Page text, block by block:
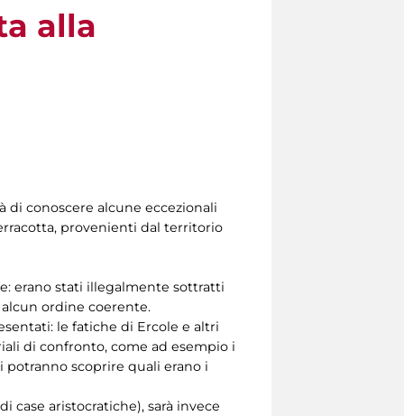
alla
di conoscere alcune eccezionali
provenienti dal territorio
erano stati illegalmente sottratti
alcun ordine coerente.
le fatiche di Ercole e altri
di confronto, come ad esempio i
potranno scoprire quali erano i
case aristocratiche), sarà invece